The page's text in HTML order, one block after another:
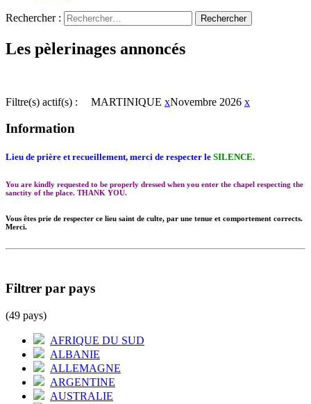
Rechercher :
Les pèlerinages annoncés
Filtre(s) actif(s) : MARTINIQUE xNovembre 2026 x
Information
Lieu de prière et recueillement, merci de respecter le SILENCE.
You are kindly requested to be properly dressed when you enter the chapel respecting the
sanctity of the place. THANK YOU.
Vous êtes prie de respecter ce lieu saint de culte, par une tenue et comportement corrects.
Merci.
Filtrer par pays
(49 pays)
AFRIQUE DU SUD
ALBANIE
ALLEMAGNE
ARGENTINE
AUSTRALIE